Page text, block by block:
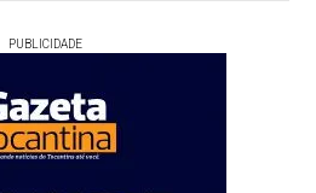
PUBLICIDADE